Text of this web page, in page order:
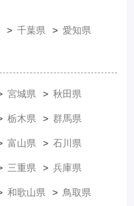
千葉県 愛知県
宮城県 秋田県
栃木県 群馬県
富山県 石川県
三重県 兵庫県
和歌山県 鳥取県